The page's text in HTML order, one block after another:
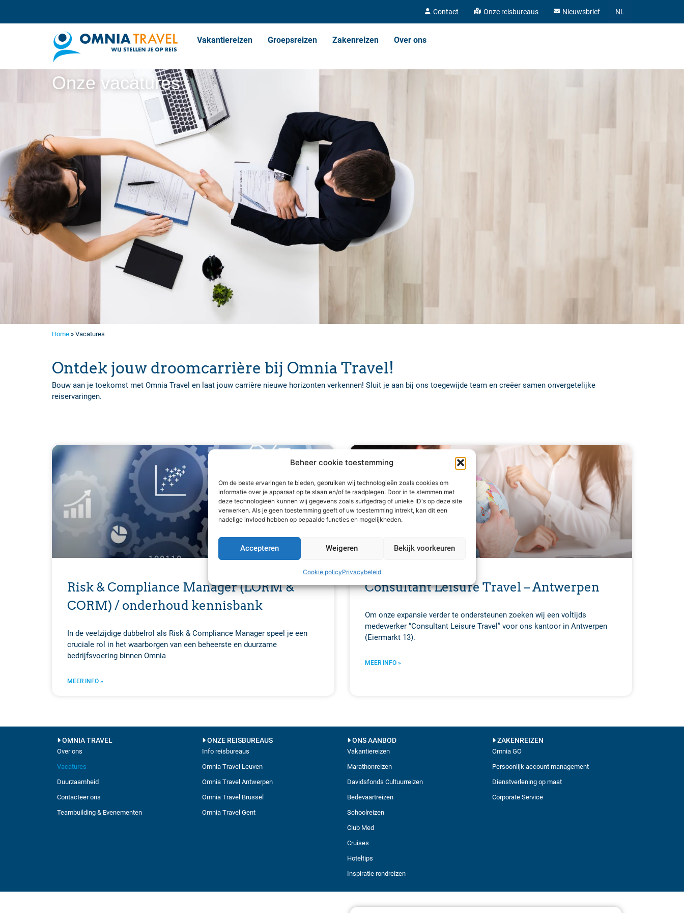
Beheer cookie toestemming
Om de beste ervaringen te bieden, gebruiken wij technologieën zoals cookies om
informatie over je apparaat op te slaan en/of te raadplegen. Door in te stemmen met
deze technologieën kunnen wij gegevens zoals surfgedrag of unieke ID's op deze site
verwerken. Als je geen toestemming geeft of uw toestemming intrekt, kan dit een
nadelige invloed hebben op bepaalde functies en mogelijkheden.
Accepteren Weigeren Bekijk voorkeuren
Cookie policyPrivacybeleid
Contact Onze reisbureaus Nieuwsbrief NL
Vakantiereizen Groepsreizen Zakenreizen Over ons
Onze vacatures
Home » Vacatures
Ontdek jouw droomcarrière bij Omnia Travel!
Bouw aan je toekomst met Omnia Travel en laat jouw carrière nieuwe horizonten verkennen! Sluit je aan bij ons toegewijde team en creëer samen onvergetelijke
reiservaringen.
Risk & Compliance Manager (LORM &
CORM) / onderhoud kennisbank
In de veelzijdige dubbelrol als Risk & Compliance Manager speel je een
cruciale rol in het waarborgen van een beheerste en duurzame
bedrijfsvoering binnen Omnia
MEER INFO »
Consultant Leisure Travel – Antwerpen
Om onze expansie verder te ondersteunen zoeken wij een voltijds
medewerker “Consultant Leisure Travel” voor ons kantoor in Antwerpen
(Eiermarkt 13).
MEER INFO »
OMNIA TRAVEL
Over ons
Vacatures
Duurzaamheid
Contacteer ons
Teambuilding & Evenementen
ONZE REISBUREAUS
Info reisbureaus
Omnia Travel Leuven
Omnia Travel Antwerpen
Omnia Travel Brussel
Omnia Travel Gent
ONS AANBOD
Vakantiereizen
Marathonreizen
Davidsfonds Cultuurreizen
Bedevaartreizen
Schoolreizen
Club Med
Cruises
Hoteltips
Inspiratie rondreizen
ZAKENREIZEN
Omnia GO
Persoonlijk account management
Dienstverlening op maat
Corporate Service